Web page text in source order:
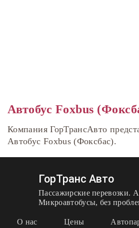
Автобус Foxbus
Компания ГорТрансАвто
Автобус Foxbus (Фоксбас).
ГорТранс Авто
Пассажирские перевозки.
Микроавтобусы, без
О нас Цены